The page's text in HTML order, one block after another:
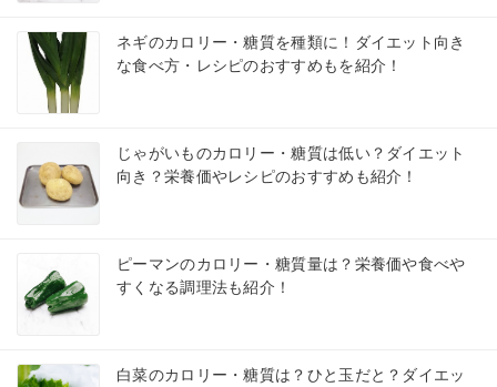
ネギのカロリー・糖質を種類に！ダイエット向き
な食べ方・レシピのおすすめもを紹介！
じゃがいものカロリー・糖質は低い？ダイエット
向き？栄養価やレシピのおすすめも紹介！
ピーマンのカロリー・糖質量は？栄養価や食べや
すくなる調理法も紹介！
白菜のカロリー・糖質は？ひと玉だと？ダイエッ